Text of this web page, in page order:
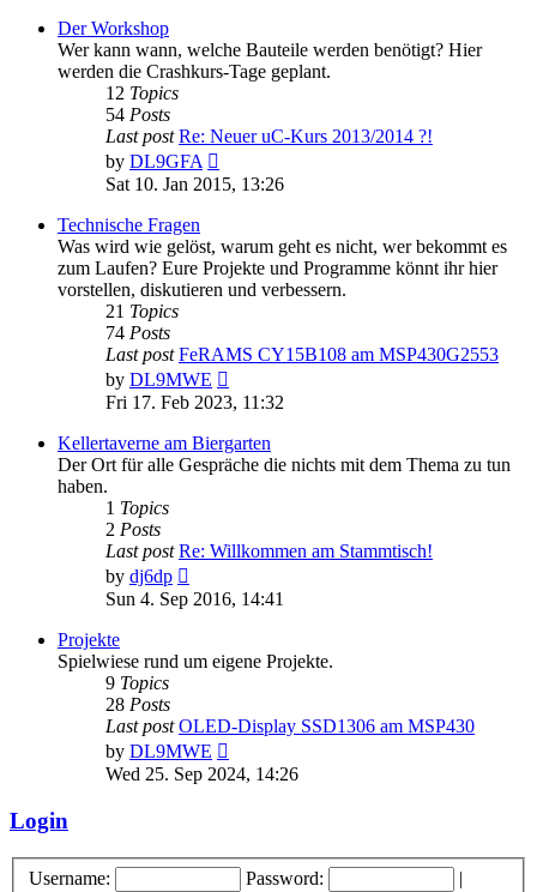
Der Workshop
Wer kann wann, welche Bauteile werden benötigt? Hier
werden die Crashkurs-Tage geplant.
12 Topics
54 Posts
Last post Re: Neuer uC-Kurs 2013/2014 ?!
by DL9GFA
the
Sat 10. Jan 2015, 13:26
Technische Fragen
Was wird wie gelöst, warum geht es nicht, wer bekommt es
zum Laufen? Eure Projekte und Programme könnt ihr hier
vorstellen, diskutieren und verbessern.
21 Topics
74 Posts
Last post FeRAMS CY15B108 am MSP430G2553
by DL9MWE
the
post
Fri 17. Feb 2023, 11:32
Kellertaverne am Biergarten
Der Ort für alle Gespräche die nichts mit dem Thema zu tun
haben.
1 Topics
2 Posts
Last post Re: Willkommen am Stammtisch!
by dj6dp
the
Sun 4. Sep 2016, 14:41
Projekte
Spielwiese rund um eigene Projekte.
9 Topics
28 Posts
Last post OLED-Display SSD1306 am MSP430
by DL9MWE
the
Wed 25. Sep 2024, 14:26
Login
Username: Password:
|